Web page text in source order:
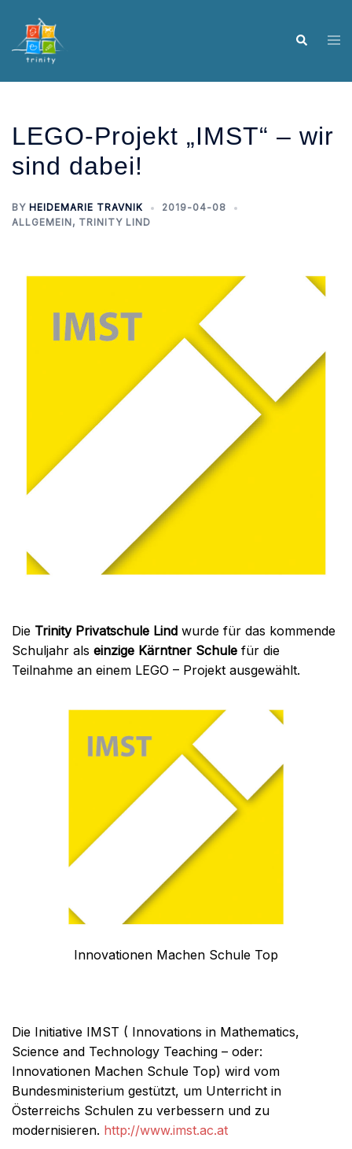
content
Search
LEGO-Projekt „IMST“ – wir
sind dabei!
BY HEIDEMARIE TRAVNIK
2019-04-08
ALLGEMEIN, TRINITY LIND
Die Trinity Privatschule Lind wurde für das kommende
Schuljahr als einzige Kärntner Schule für die
Teilnahme an einem LEGO – Projekt ausgewählt.
Innovationen Machen Schule Top
Die Initiative IMST ( Innovations in Mathematics,
Science and Technology Teaching – oder:
Innovationen Machen Schule Top) wird vom
Bundesministerium gestützt, um Unterricht in
Österreichs Schulen zu verbessern und zu
modernisieren. http://www.imst.ac.at